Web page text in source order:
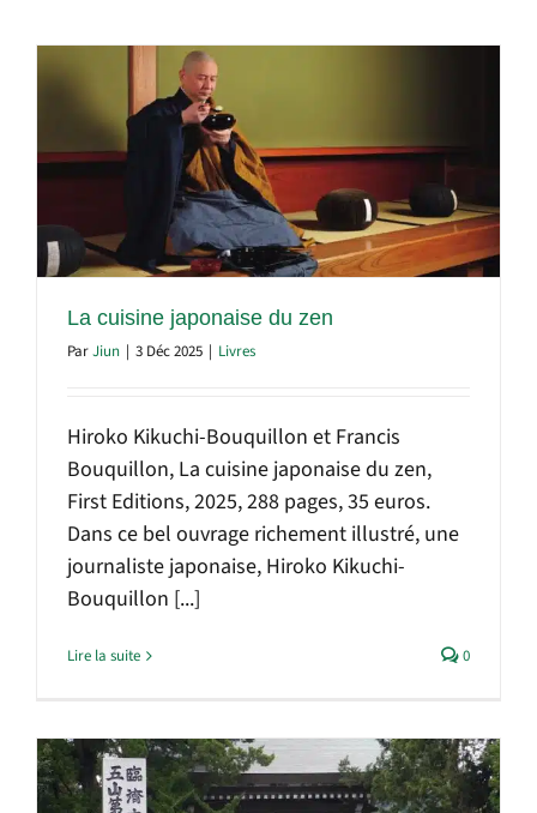
La cuisine japonaise du zen
ParJiun | 3 Déc 2025 | Livres
Hiroko Kikuchi-Bouquillon et Francis
Bouquillon, La cuisine japonaise du zen,
First Editions, 2025, 288 pages, 35 euros.
Dans ce bel ouvrage richement illustré, une
journaliste japonaise, Hiroko Kikuchi-
Bouquillon [...]
Lire la suite 0